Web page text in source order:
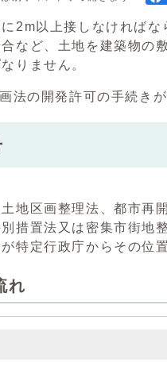
2m以上接しなければな
など、土地を建築物の
りません。
法の開発許可の手続きが
地区画整理法、都市再
措置法又は密集市街地
特定行政庁からその位
れ